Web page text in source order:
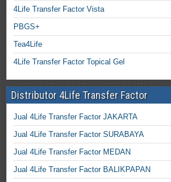
4Life Transfer Factor Vista
PBGS+
Tea4Life
4Life Transfer Factor Topical Gel
Distributor 4Life Transfer Factor
Jual 4Life Transfer Factor JAKARTA
Jual 4Life Transfer Factor SURABAYA
Jual 4Life Transfer Factor MEDAN
Jual 4Life Transfer Factor BALIKPAPAN